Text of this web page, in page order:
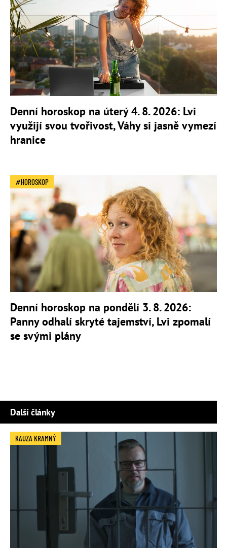
Denní horoskop na úterý 4. 8. 2026: Lvi
využijí svou tvořivost, Váhy si jasně vymezí
hranice
HOROSKOP
Denní horoskop na pondělí 3. 8. 2026:
Panny odhalí skryté tajemství, Lvi zpomalí
se svými plány
Další články
KAUZA KRAMNÝ